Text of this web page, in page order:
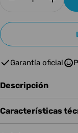
Disminuir
Garantía oficial
Descripción
Características